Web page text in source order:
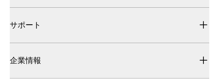
サポート
企業情報